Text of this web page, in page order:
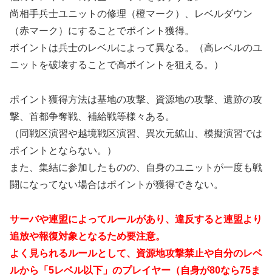
尚相手兵士ユニットの修理（橙マーク）、レベルダウン
（赤マーク）にすることでポイント獲得。
ポイントは兵士のレベルによって異なる。（高レベルのユ
ニットを破壊することで高ポイントを狙える。）
ポイント獲得方法は基地の攻撃、資源地の攻撃、遺跡の攻
撃、首都争奪戦、補給戦等様々ある。
（同戦区演習や越境戦区演習、異次元鉱山、模擬演習では
ポイントとならない。）
また、集結に参加したものの、自身のユニットが一度も戦
闘になってない場合はポイントが獲得できない。
サーバや連盟によってルールがあり、違反すると連盟より
追放や報復対象となるため要注意。
よく見られるルールとして、資源地攻撃禁止や自分のレベ
ルから「5レベル以下」のプレイヤー（自身が80なら75ま